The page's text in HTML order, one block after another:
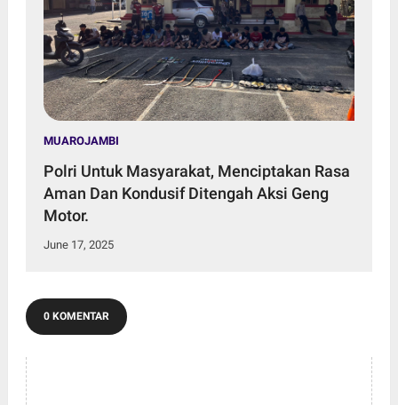
MUAROJAMBI
Polri Untuk Masyarakat, Menciptakan Rasa
Aman Dan Kondusif Ditengah Aksi Geng
Motor.
June 17, 2025
0 KOMENTAR